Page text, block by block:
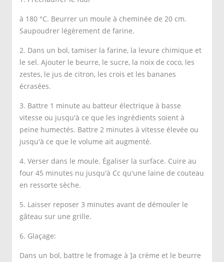
à 180 °C. Beurrer un moule à cheminée de 20 cm.
Saupoudrer légèrement de farine.
2. Dans un bol, tamiser la farine, la levure chimique et
le sel. Ajouter le beurre, le sucre, la noix de coco, les
zestes, le jus de citron, les crois et les bananes
écrasées.
3. Battre 1 minute au batteur électrique à basse
vitesse ou jusqu'à ce que les ingrédients soient à
peine humectés. Battre 2 minutes à vitesse élevée ou
jusqu'à ce que le volume ait augmenté.
4. Verser dans le moule. Égaliser la surface. Cuire au
four 45 minutes nu jusqu'à Cc qu'une laine de couteau
en ressorte sèche.
5. Laisser reposer 3 minutes avant de démouler le
gâteau sur une grille.
6. Glaçage:
Dans un bol, battre le fromage à ]a crème et le beurre